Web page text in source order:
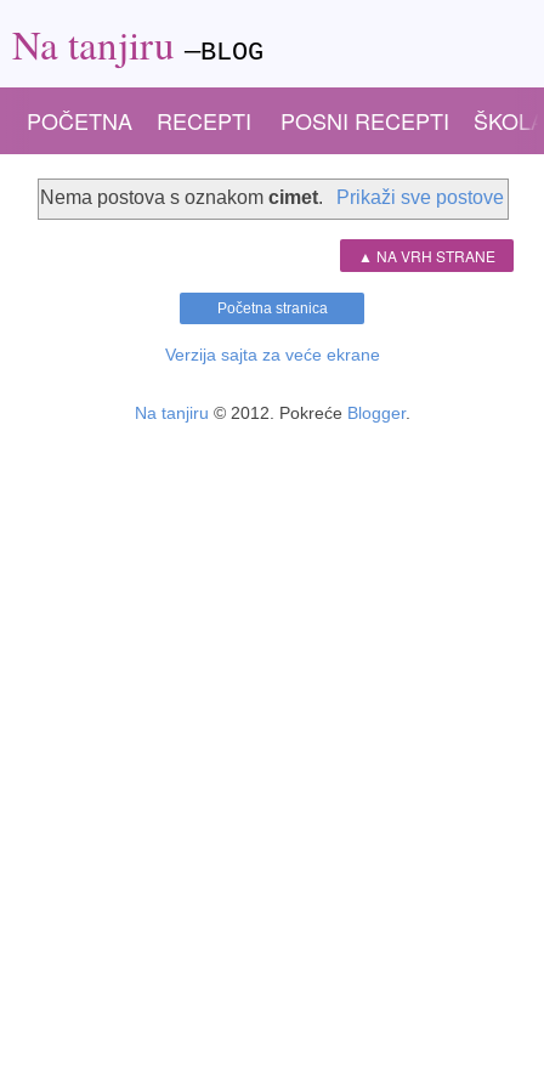
Na tanjiru—BLOG
POČETNA RECEPTI POSNI RECEPTI
Nema postova s oznakomcimet. Prikaži sve postove
▲ NA VRH STRANE
Početna stranica
Verzija sajta za veće ekrane
Na tanjiru © 2012. Pokreće Blogger.